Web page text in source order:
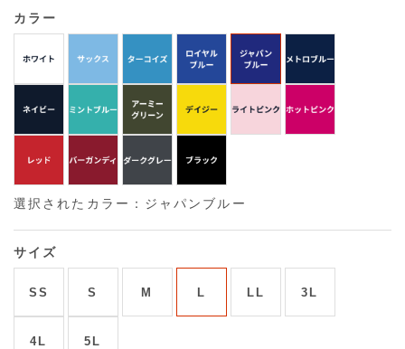
カラー
選択されたカラー：ジャパンブルー
サイズ
SS S M L LL 3L
4L 5L